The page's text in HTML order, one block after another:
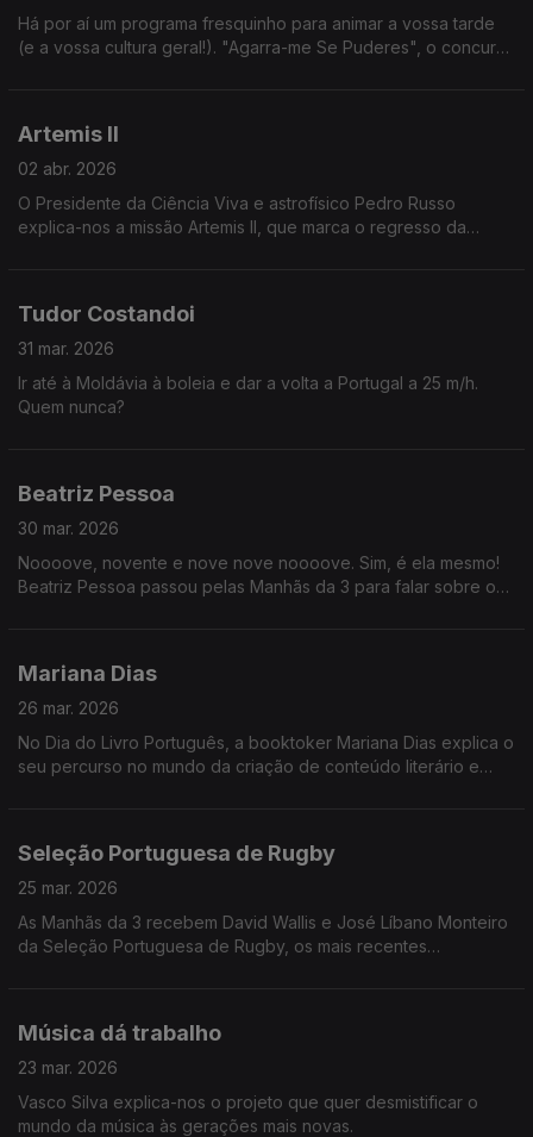
Há por aí um programa fresquinho para animar a vossa tarde
(e a vossa cultura geral!). "Agarra-me Se Puderes", o concurso
Artemis II
02 abr. 2026
O Presidente da Ciência Viva e astrofísico Pedro Russo
explica-nos a missão Artemis II, que marca o regresso da
Tudor Costandoi
31 mar. 2026
Ir até à Moldávia à boleia e dar a volta a Portugal a 25 m/h.
Quem nunca?
Beatriz Pessoa
30 mar. 2026
Noooove, novente e nove nove noooove. Sim, é ela mesmo!
Beatriz Pessoa passou pelas Manhãs da 3 para falar sobre o
Mariana Dias
26 mar. 2026
No Dia do Livro Português, a booktoker Mariana Dias explica o
seu percurso no mundo da criação de conteúdo literário e
Seleção Portuguesa de Rugby
25 mar. 2026
As Manhãs da 3 recebem David Wallis e José Líbano Monteiro
da Seleção Portuguesa de Rugby, os mais recentes
Música dá trabalho
23 mar. 2026
Vasco Silva explica-nos o projeto que quer desmistificar o
mundo da música às gerações mais novas.